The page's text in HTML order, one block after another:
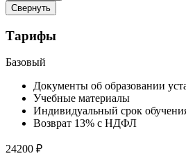
Свернуть
Тарифы
Базовый
Документы об образовании
Учебные материалы
Индивидуальный срок
Возврат 13% с НДФЛ
24200 ₽